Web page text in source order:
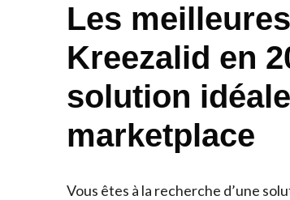
Les
Kreezalid en
solution
marketplace
Vous êtes à la recherche d’une